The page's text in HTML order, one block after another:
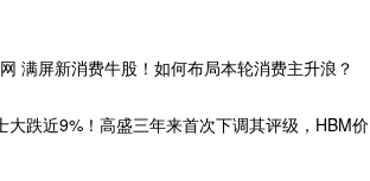
满屏新消费牛股！如何布局本轮消费主升浪？
大跌近9%！高盛三年来首次下调其评级，HBM价